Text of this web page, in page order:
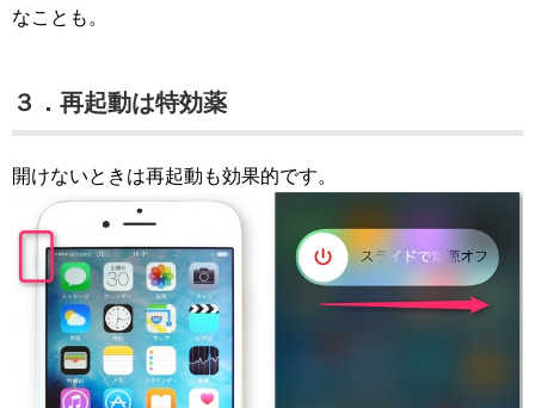
なことも。
３．再起動は特効薬
開けないときは再起動も効果的です。